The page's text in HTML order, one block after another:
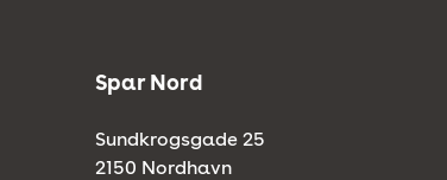
Spar Nord
Sundkrogsgade 25
2150 Nordhavn